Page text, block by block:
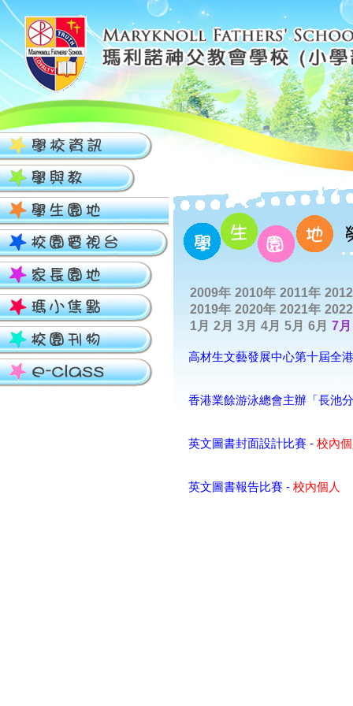
2009年 2010年 2011年
2019年 2020年 2021年
1月 2月 3月 4月 5月 6月 7月
高材生文藝發展中心第十屆全
香港業餘游泳總會主辦「長池
英文圖書封面設計比賽 - 校內
英文圖書報告比賽 - 校內個人